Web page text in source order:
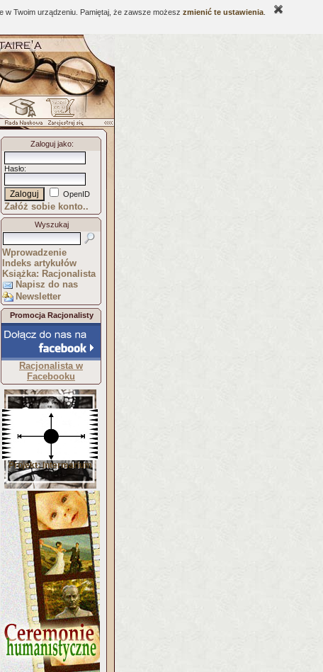
Twoim urządzeniu. Pamiętaj, że zawsze możesz zmienić te ustawienia
Zaloguj jako:
Hasło:
OpenID
Załóż sobie konto..
Wyszukaj
Wprowadzenie
Indeks artykułów
Książka: Racjonalista
Napisz do nas
Newsletter
Promocja Racjonalisty
Racjonalista w
Facebooku